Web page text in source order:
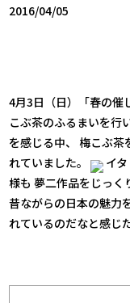
2016/04/05
4月3日（日）「春の
こぶ茶のふるまいを行
を感じる中、 梅こぶ
れていました。
イ
様も 夢二作品をじっく
昔ながらの日本の魅力
れているのだなと感